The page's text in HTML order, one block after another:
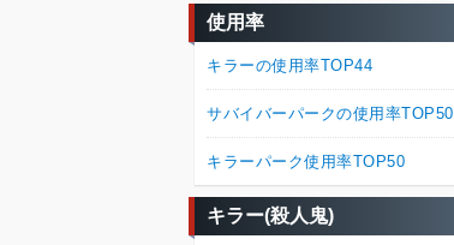
使用率
キラーの使用率TOP44
サバイバーパークの使用率TOP50
キラーパーク使用率TOP50
キラー(殺人鬼)